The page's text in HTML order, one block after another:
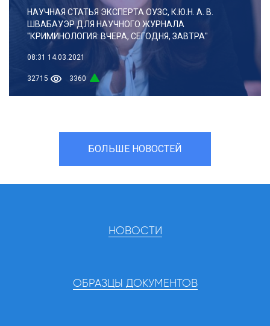
НАУЧНАЯ СТАТЬЯ ЭКСПЕРТА ОУЗС, К.Ю.Н. А. В.
ШВАБАУЭР ДЛЯ НАУЧНОГО ЖУРНАЛА
"КРИМИНОЛОГИЯ: ВЧЕРА, СЕГОДНЯ, ЗАВТРА"
08:31 14.03.2021
32715 3360
БОЛЬШЕ НОВОСТЕЙ
НОВОСТИ
ОБРАЗЦЫ ДОКУМЕНТОВ